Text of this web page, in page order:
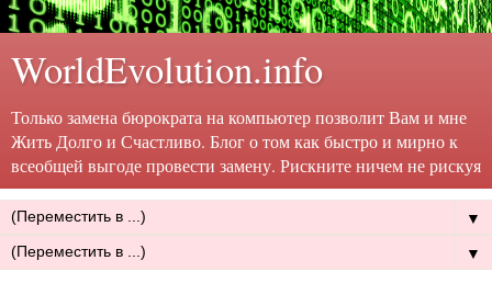
WorldEvolution.info
Только замена бюрократа на компьютер позволит Вам и мне
Жить Долго и Счастливо. Блог о том как быстро и мирно к
всеобщей выгоде провести замену. Рискните ничем не рискуя
▼
▼